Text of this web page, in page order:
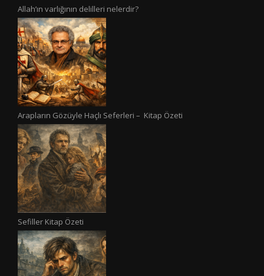
Allah’ın varlığının delilleri nelerdir?
Arapların Gözüyle Haçlı Seferleri – Kitap Özeti
Sefiller Kitap Özeti